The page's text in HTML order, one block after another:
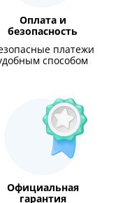
Оплата и
безопасность
платежи
способом
Официальная
гарантия